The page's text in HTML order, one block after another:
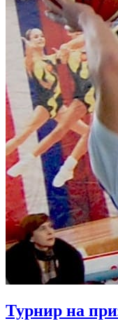
Турнир на